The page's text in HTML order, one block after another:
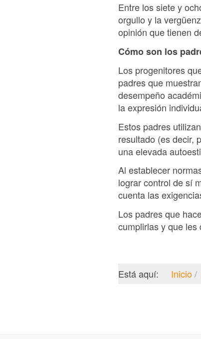
Entre los siete y
orgullo y la
opinión que tienen
Cómo son los
Los progenitores
padres que
desempeño
la expresión
Estos padres
resultado (es decir,
una elevada
Al establecer
lograr control de sí
cuenta las
Los padres que
cumplirlas y que les
Está aquí: Inicio